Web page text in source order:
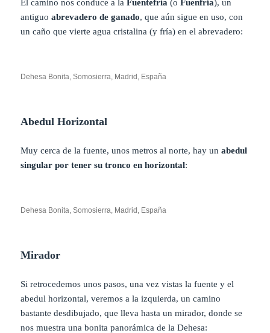
El camino nos conduce a la Fuentefría (o Fuenfría), un
antiguo abrevadero de ganado, que aún sigue en uso, con
un caño que vierte agua cristalina (y fría) en el abrevadero:
Dehesa Bonita, Somosierra, Madrid, España
Abedul Horizontal
Muy cerca de la fuente, unos metros al norte, hay unabedul
singular por tener su tronco en horizontal:
Dehesa Bonita, Somosierra, Madrid, España
Mirador
Si retrocedemos unos pasos, una vez vistas la fuente y el
abedul horizontal, veremos a la izquierda, un camino
bastante desdibujado, que lleva hasta un mirador, donde se
nos muestra una bonita panorámica de la Dehesa: